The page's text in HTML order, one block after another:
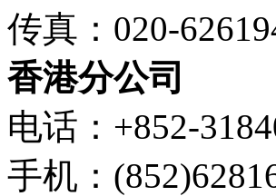
传真：020-
香港分公司
电话：+852-
手机：